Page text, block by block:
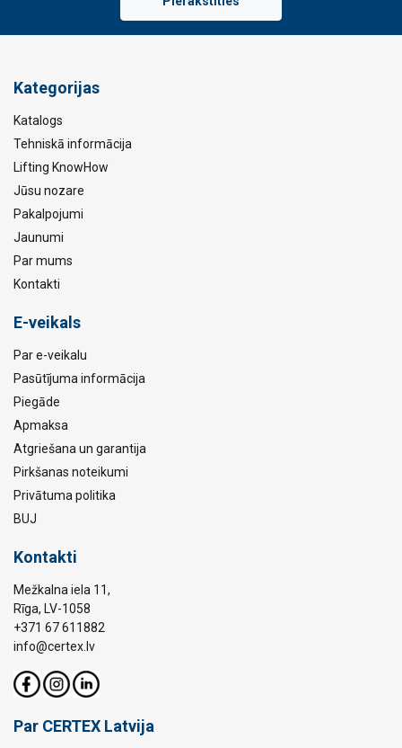
Kategorijas
Katalogs
Tehniskā informācija
Lifting KnowHow
Jūsu nozare
Pakalpojumi
Jaunumi
Par mums
Kontakti
E-veikals
Par e-veikalu
Pasūtījuma informācija
Piegāde
Apmaksa
Atgriešana un garantija
Pirkšanas noteikumi
Privātuma politika
BUJ
Kontakti
Mežkalna iela 11,
Rīga, LV-1058
+371 67 611882
info@certex.lv
Par CERTEX Latvija